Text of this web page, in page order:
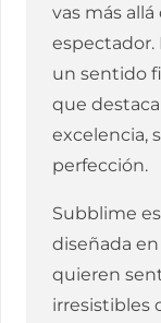
CORAZÓN
NEGRO
TALLA
ÚNICA
cantidad
vas más
espectador.
un sentido
que
excelencia,
perfección.
Subblime
diseñada
quieren
irresistibles